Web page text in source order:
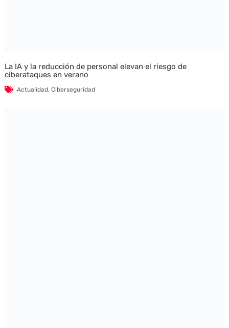
La IA y la reducción de personal elevan el riesgo de
ciberataques en verano
Actualidad, Ciberseguridad